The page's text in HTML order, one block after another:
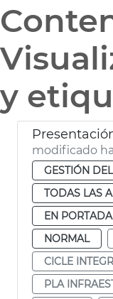
y
modificado
GESTIÓN
TODAS LAS
EN PORTADA
NORMAL
CICLE
PLA